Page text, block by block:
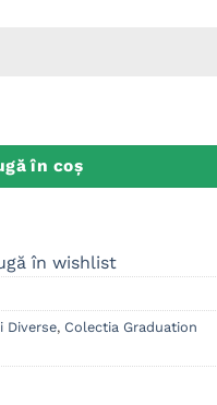
în coș
în wishlist
Diverse, Colectia Graduation